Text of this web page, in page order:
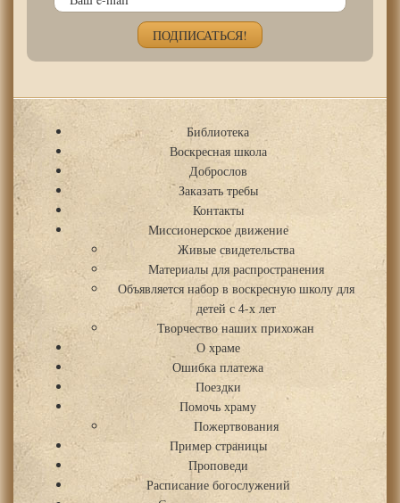
Библиотека
Воскресная школа
Доброслов
Заказать требы
Контакты
Миссионерское движение
Живые свидетельства
Материалы для распространения
Объявляется набор в воскресную школу для
детей с 4-х лет
Творчество наших прихожан
О храме
Ошибка платежа
Поездки
Помочь храму
Пожертвования
Пример страницы
Проповеди
Расписание богослужений